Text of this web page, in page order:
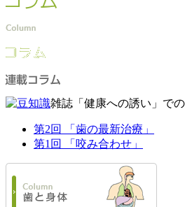
雑誌「健康への誘い」で
第2回 「歯の最新治療」
第1回 「咬み合わせ」